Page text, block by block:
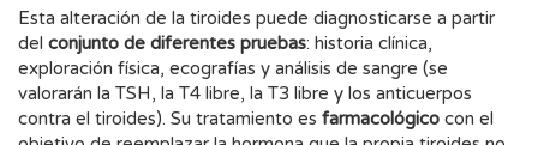
Esta alteración de la tiroides puede diagnosticarse a partir
del conjunto de diferentes pruebas: historia clínica,
exploración física, ecografías y análisis de sangre (se
valorarán la TSH, la T4 libre, la T3 libre y los anticuerpos
contra el tiroides). Su tratamiento es farmacológico con el